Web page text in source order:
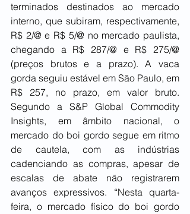
terminados destinados ao mercado
interno, que subiram, respectivamente,
R$ 2/@ e R$ 5/@ no mercado paulista,
chegando a R$ 287/@ e R$ 275/@
(preços brutos e a prazo). A vaca
gorda seguiu estável em São Paulo, em
R$ 257, no prazo, em valor bruto.
Segundo a S&P Global Commodity
Insights, em âmbito nacional, o
mercado do boi gordo segue em ritmo
de cautela, com as indústrias
cadenciando as compras, apesar de
escalas de abate não registrarem
avanços expressivos. “Nesta quarta-
feira, o mercado físico do boi gordo